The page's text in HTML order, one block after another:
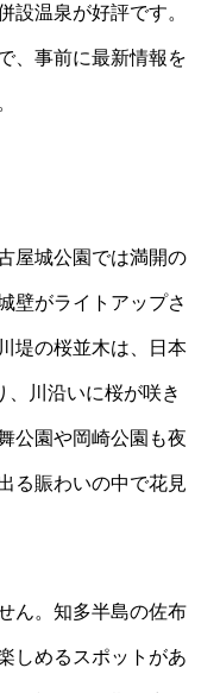
設温泉が好評です。
、事前に最新情報を
屋城公園では満開の
壁がライトアップさ
堤の桜並木は、日本
、川沿いに桜が咲き
公園や岡崎公園も夜
る賑わいの中で花見
ん。知多半島の佐布
しめるスポットがあ